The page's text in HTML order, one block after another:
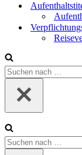
Suchen
nach …
Suchen
nach …